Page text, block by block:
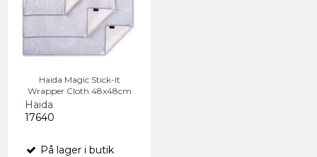
Haida Magic Stick-It
Wrapper Cloth 48x48cm
Haida
17640
På lager i butik